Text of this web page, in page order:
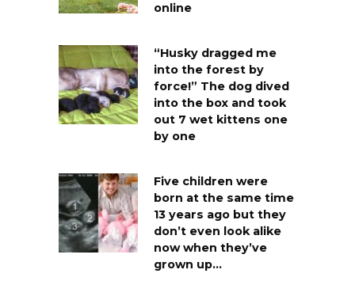
online
“Husky dragged me
into the forest by
force!” The dog dived
into the box and took
out 7 wet kittens one
by one
Five children were
born at the same time
13 years ago but they
don’t even look alike
now when they’ve
grown up…